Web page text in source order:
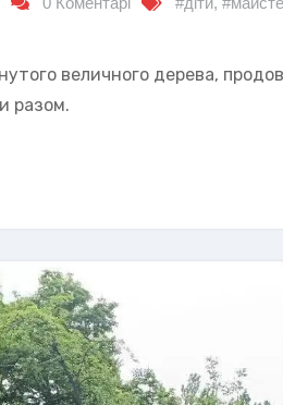
величного дерева,
разом.